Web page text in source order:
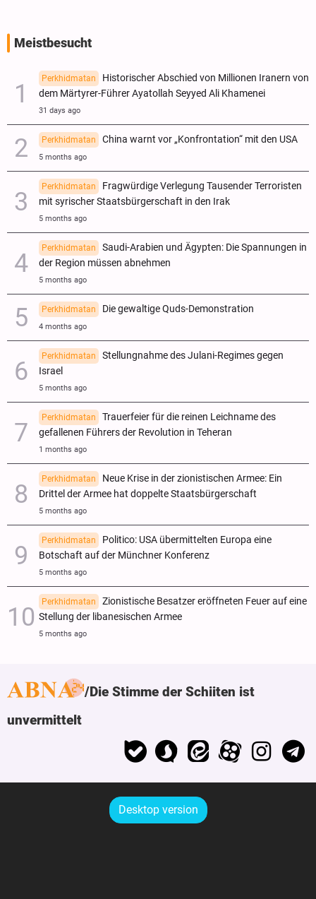
Meistbesucht
Perkhidmatan
Historischer Abschied von Millionen Iranern von
dem Märtyrer-Führer Ayatollah Seyyed Ali Khamenei
31 days ago
Perkhidmatan China warnt vor „Konfrontation“ mit den USA
5 months ago
Perkhidmatan
Fragwürdige Verlegung Tausender Terroristen
mit syrischer Staatsbürgerschaft in den Irak
5 months ago
Perkhidmatan
Saudi-Arabien und Ägypten: Die Spannungen in
der Region müssen abnehmen
5 months ago
Perkhidmatan Die gewaltige Quds-Demonstration
4 months ago
Perkhidmatan
Stellungnahme des Julani-Regimes gegen
Israel
5 months ago
Perkhidmatan
Trauerfeier für die reinen Leichname des
gefallenen Führers der Revolution in Teheran
1 months ago
Perkhidmatan
Neue Krise in der zionistischen Armee: Ein
Drittel der Armee hat doppelte Staatsbürgerschaft
5 months ago
Perkhidmatan
Politico: USA übermittelten Europa eine
Botschaft auf der Münchner Konferenz
5 months ago
Perkhidmatan
Zionistische Besatzer eröffneten Feuer auf eine
Stellung der libanesischen Armee
5 months ago
Die Stimme der Schiiten ist
unvermittelt
Desktop version